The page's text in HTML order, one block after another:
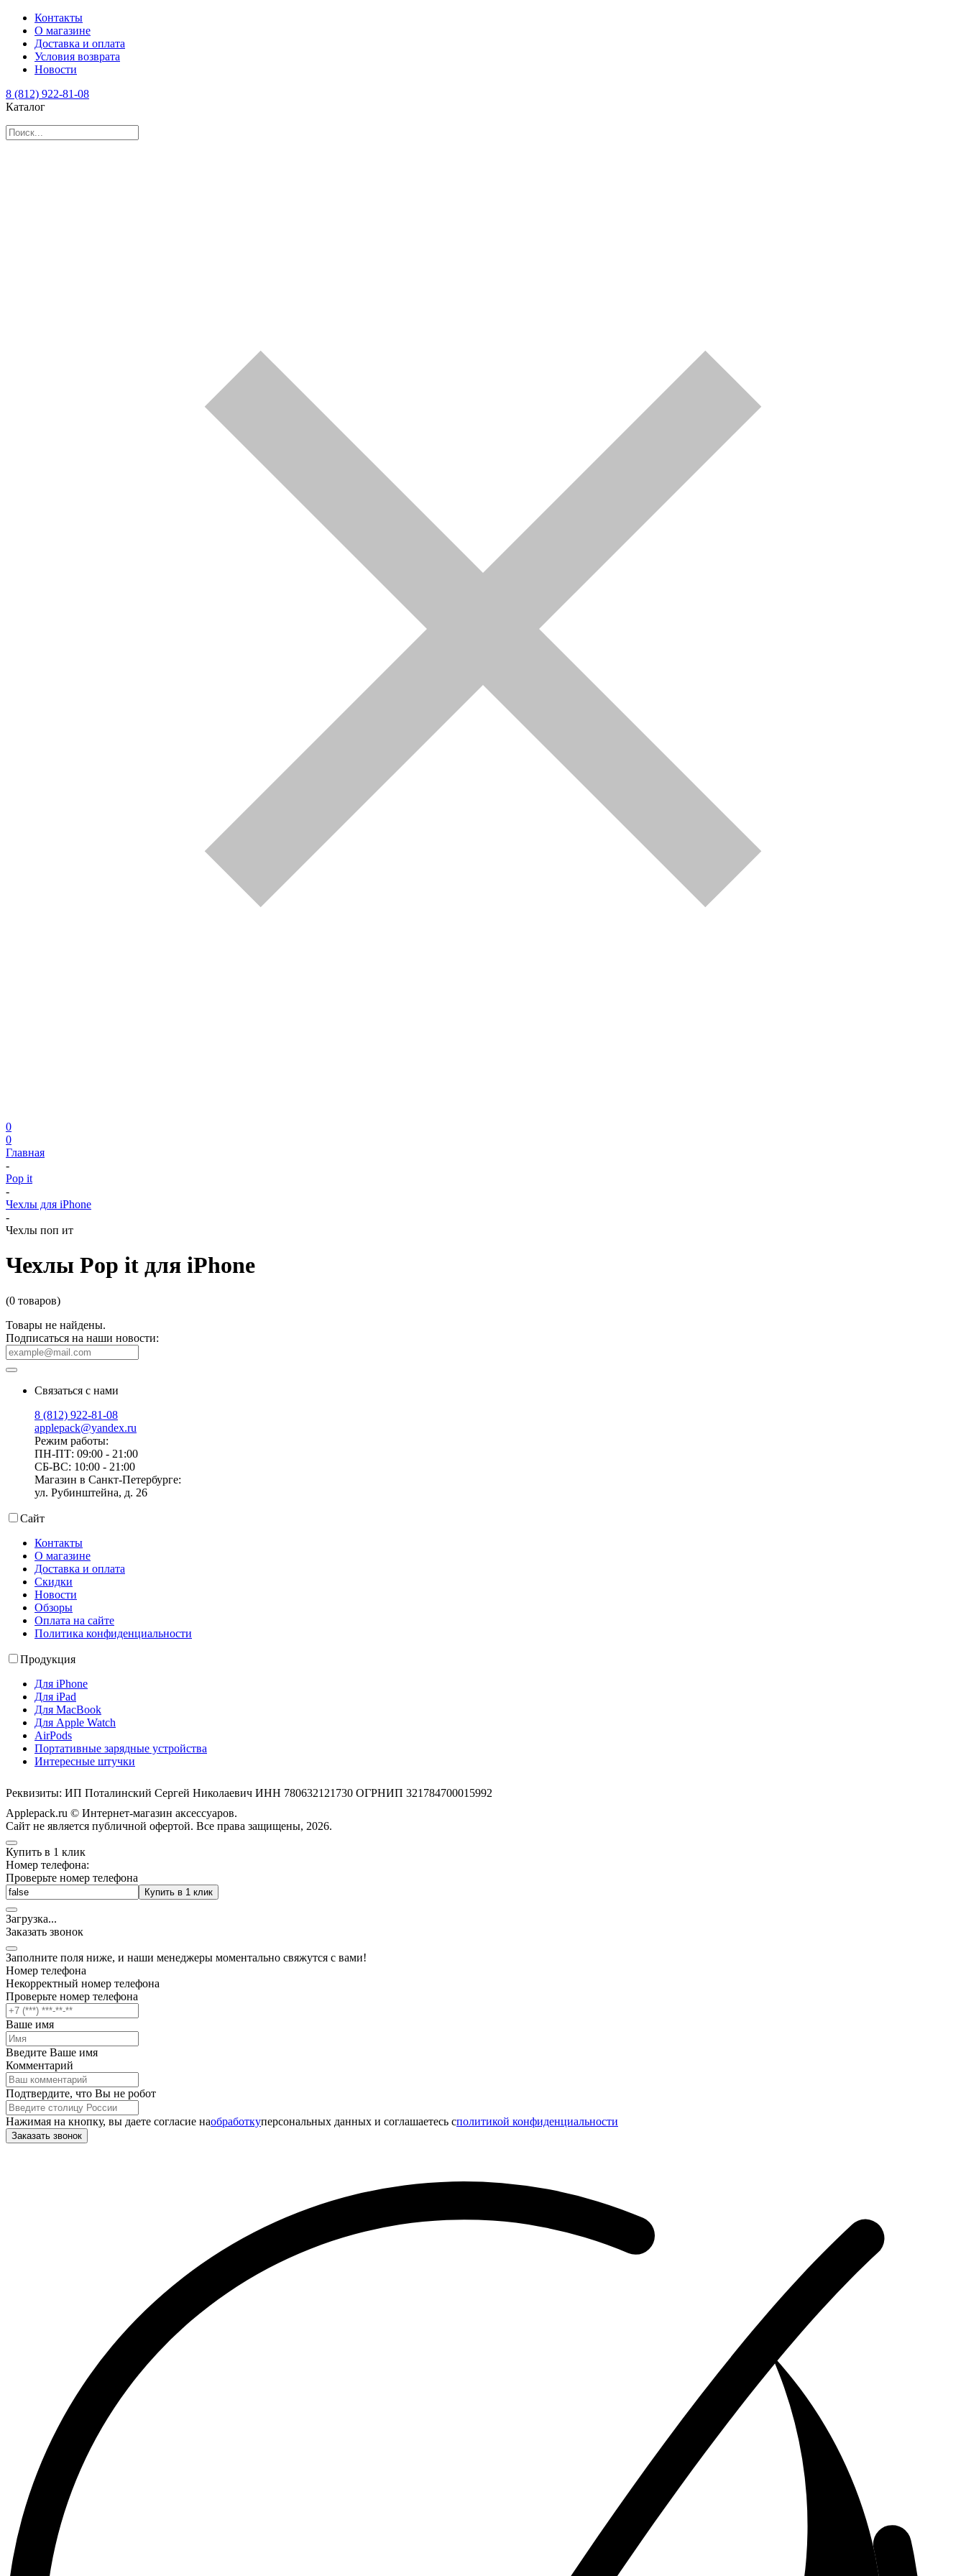
Контакты
О магазине
Доставка и оплата
Условия возврата
Новости
8 (812) 922-81-08
Каталог
0
0
Главная
-
Pop it
-
Чехлы для iPhone
-
Чехлы поп ит
Чехлы Pop it для iPhone
(0 товаров)
Товары не найдены.
Подписаться на наши новости:
Связаться с нами
8 (812) 922-81-08
applepack@yandex.ru
Режим работы:
ПН-ПТ: 09:00 - 21:00
СБ-ВС: 10:00 - 21:00
Магазин в Санкт-Петербурге:
ул. Рубинштейна, д. 26
Сайт
Контакты
О магазине
Доставка и оплата
Скидки
Новости
Обзоры
Оплата на сайте
Политика конфиденциальности
Продукция
Для iPhone
Для iPad
Для MacBook
Для Apple Watch
AirPods
Портативные зарядные устройства
Интересные штучки
Реквизиты: ИП Поталинский Сергей Николаевич ИНН 780632121730 ОГРНИП 321784700015992
Applepack.ru © Интернет-магазин аксессуаров.
Cайт не является публичной офертой. Все права защищены, 2026.
Купить в 1 клик
Номер телефона:
Проверьте номер телефона
Купить в 1 клик
Загрузка...
Заказать звонок
Заполните поля ниже, и наши менеджеры моментально свяжутся с вами!
Номер телефона
Некорректный номер телефона
Проверьте номер телефона
Ваше имя
Введите Ваше имя
Комментарий
Подтвердите, что Вы не робот
Нажимая на кнопку, вы даете согласие наобработкуперсональных данных и соглашаетесь cполитикой конфиденциальности
Заказать звонок